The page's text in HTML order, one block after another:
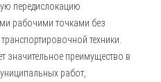
передислокацию
рабочими точками без
техники.
значительное преимущество в
работ,